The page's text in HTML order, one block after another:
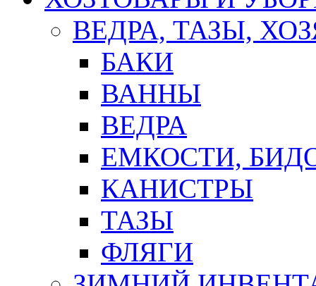
ВЕДРА, ТАЗЫ,
БАКИ
ВАННЫ
ВЕДРА
ЕМКОСТИ,
КАНИСТРЫ
ТАЗЫ
ФЛЯГИ